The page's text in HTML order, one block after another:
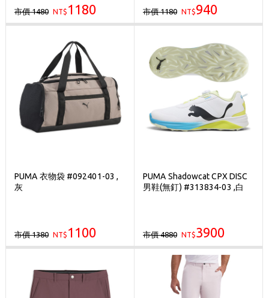
市價 1480 NT$ 1180 市價 1180 NT$940
PUMA 衣物袋 #092401-03 ,
灰
市價 1380 NT$ 1100
PUMA Shadowcat CPX DISC
男鞋(無釘) #313834-03 ,白
市價 4880 NT$3900